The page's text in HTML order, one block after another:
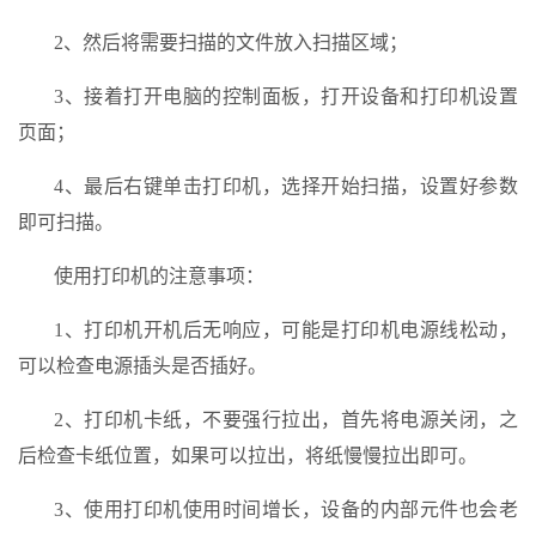
2、然后将需要扫描的文件放入扫描区域；
3、接着打开电脑的控制面板，打开设备和打印机设置
页面；
4、最后右键单击打印机，选择开始扫描，设置好参数
即可扫描。
使用打印机的注意事项：
1、打印机开机后无响应，可能是打印机电源线松动，
可以检查电源插头是否插好。
2、打印机卡纸，不要强行拉出，首先将电源关闭，之
后检查卡纸位置，如果可以拉出，将纸慢慢拉出即可。
3、使用打印机使用时间增长，设备的内部元件也会老